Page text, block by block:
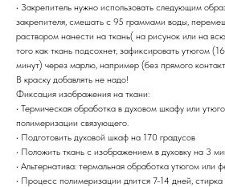
• Закрепитель нужно использовать следующим
закрепителя, смешать с 95 граммами воды,
раствором нанести на ткань( на рисунок или на
того как ткань подсохнет, зафиксировать утюгом
минут) через марлю, например (без прямого
В краску добавлять не надо!
Фиксация изображения на ткани:
• Термическая обработка в духовом шкафу или
полимеризации связующего.
• Подготовить духовой шкаф на 170 градусов
• Положить ткань с изображением в духовку на 3
• Альтернатива: термальная обработка утюгом или
• Процесс полимеризации длится 7-14 дней,